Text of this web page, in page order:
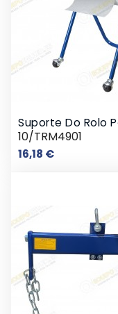
Suporte Do Rolo
10/TRM4901
16,18 €Preço